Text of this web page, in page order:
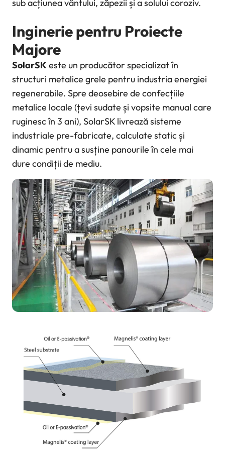
sub acțiunea vântului, zăpezii și a solului coroziv.
Inginerie pentru Proiecte
Majore
SolarSKeste un producător specializat în
structuri metalice grele pentru industria energiei
regenerabile. Spre deosebire de confecțiile
metalice locale (țevi sudate și vopsite manual care
ruginesc în 3 ani), SolarSK livrează sisteme
industriale pre-fabricate, calculate static și
dinamic pentru a susține panourile în cele mai
dure condiții de mediu.